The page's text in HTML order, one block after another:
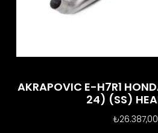
AKRAPOVIC E-H7R1
24) (SS)
₺26.387,00